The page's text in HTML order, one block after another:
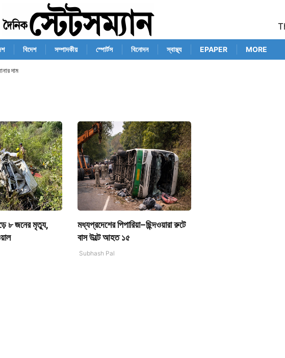
বিদেশ সম্পাদকীয় স্পোর্টস বিনোদন স্বাস্থ্য EPAPER MORE
দাম
৮ জনের মৃত্যু,
মধ্যপ্রদেশের পিপারিয়া–ছিন্দওয়ারা রুটে
বাস উল্টে আহত ১৫
Subhash Pal